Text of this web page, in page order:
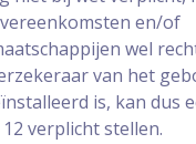
en/of
wel
van het
is, kan dus
verplicht stellen.